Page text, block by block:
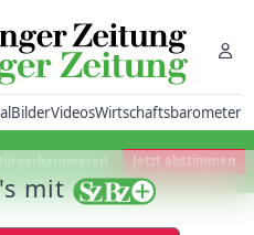
BilderVideosWirtschaftsbarometer
Jetzt abstimmen
mit